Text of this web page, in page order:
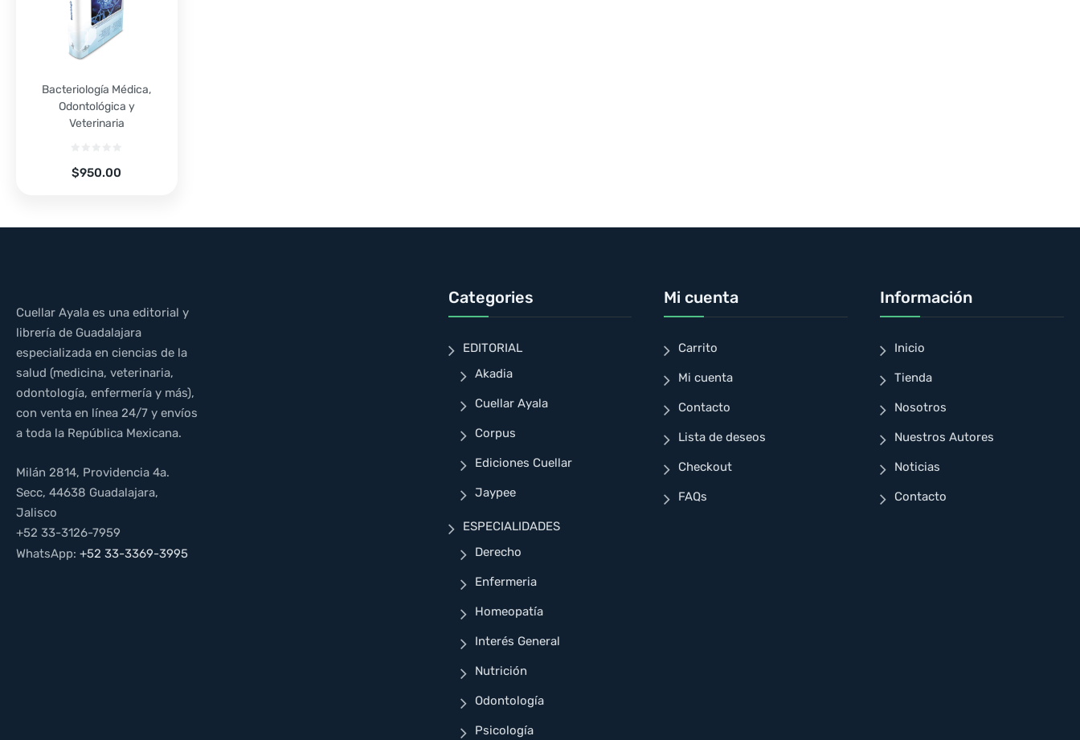
Bacteriología Médica,
Odontológica y
Veterinaria
$950.00
Cuellar Ayala es una editorial y
librería de Guadalajara
especializada en ciencias de la
salud (medicina, veterinaria,
odontología, enfermería y más),
con venta en línea 24/7 y envíos
a toda la República Mexicana.
Milán 2814, Providencia 4a.
Secc, 44638 Guadalajara,
Jalisco
+52 33-3126-7959
WhatsApp: +52 33-3369-3995
Categories
EDITORIAL
Akadia
Cuellar Ayala
Corpus
Ediciones Cuellar
Jaypee
ESPECIALIDADES
Derecho
Enfermeria
Homeopatía
Interés General
Nutrición
Odontología
Psicología
Mi cuenta
Carrito
Mi cuenta
Contacto
Lista de deseos
Checkout
FAQs
Información
Inicio
Tienda
Nosotros
Nuestros Autores
Noticias
Contacto